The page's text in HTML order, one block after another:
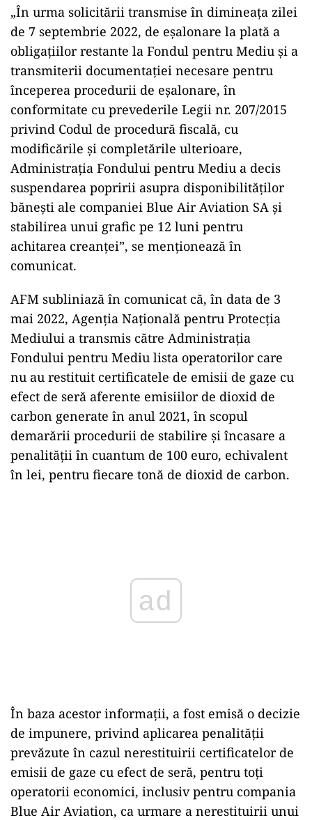
„În urma solicitării transmise în dimineaţa zilei
de 7 septembrie 2022, de eşalonare la plată a
obligaţiilor restante la Fondul pentru Mediu şi a
transmiterii documentaţiei necesare pentru
începerea procedurii de eşalonare, în
conformitate cu prevederile Legii nr. 207/2015
privind Codul de procedură fiscală, cu
modificările şi completările ulterioare,
Administraţia Fondului pentru Mediu a decis
suspendarea popririi asupra disponibilităţilor
băneşti ale companiei Blue Air Aviation SA şi
stabilirea unui grafic pe 12 luni pentru
achitarea creanţei”, se menţionează în
comunicat.
AFM subliniază în comunicat că, în data de 3
mai 2022, Agenţia Naţională pentru Protecţia
Mediului a transmis către Administraţia
Fondului pentru Mediu lista operatorilor care
nu au restituit certificatele de emisii de gaze cu
efect de seră aferente emisiilor de dioxid de
carbon generate în anul 2021, în scopul
demarării procedurii de stabilire şi încasare a
penalităţii în cuantum de 100 euro, echivalent
în lei, pentru fiecare tonă de dioxid de carbon.
În baza acestor informaţii, a fost emisă o decizie
de impunere, privind aplicarea penalităţii
prevăzute în cazul nerestituirii certificatelor de
emisii de gaze cu efect de seră, pentru toţi
operatorii economici, inclusiv pentru compania
Blue Air Aviation, ca urmare a nerestituirii unui